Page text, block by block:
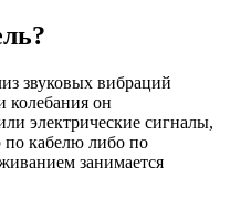
звуковых вибраций
колебания он
электрические сигналы,
по кабелю либо по
занимается